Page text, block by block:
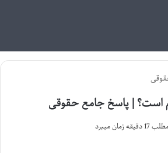
است؟ | پاسخ جامع حقوقی
میبرد